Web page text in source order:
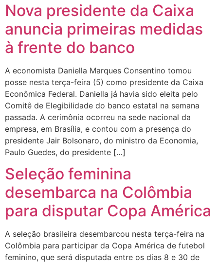
Nova presidente da Caixa
anuncia primeiras medidas
à frente do banco
A economista Daniella Marques Consentino tomou
posse nesta terça-feira (5) como presidente da Caixa
Econômica Federal. Daniella já havia sido eleita pelo
Comitê de Elegibilidade do banco estatal na semana
passada. A cerimônia ocorreu na sede nacional da
empresa, em Brasília, e contou com a presença do
presidente Jair Bolsonaro, do ministro da Economia,
Paulo Guedes, do presidente […]
Seleção feminina
desembarca na Colômbia
para disputar Copa América
A seleção brasileira desembarcou nesta terça-feira na
Colômbia para participar da Copa América de futebol
feminino, que será disputada entre os dias 8 e 30 de